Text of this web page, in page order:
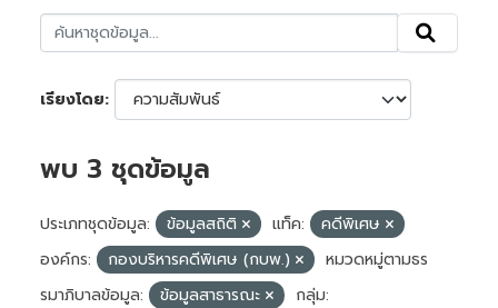
เรียงโดย
พบ 3 ชุดข้อมูล
ประเภทชุดข้อมูล: ข้อมูลสถิติ แท็ค:
คดีพิเศษ
องค์กร:
กองบริหารคดีพิเศษ (กบพ.)
หมวดหมู่ตามธร
รมาภิบาลข้อมูล:
ข้อมูลสาธารณะ
กลุ่ม: